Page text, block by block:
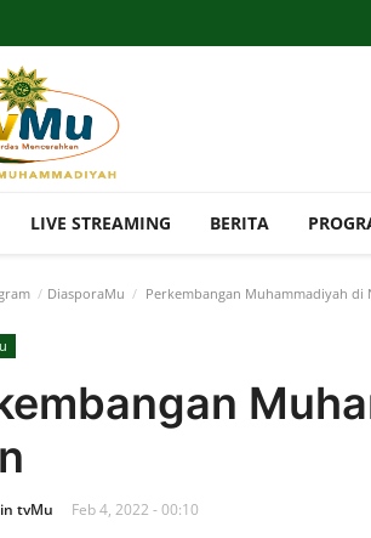
LIVE STREAMING BERITA
DiasporaMu Perkembangan Muhammadiyah di
tvMu Feb 4, 2022 - 00:10